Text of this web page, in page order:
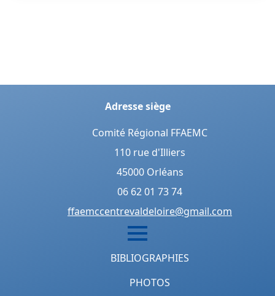
Adresse siège
Comité Régional FFAEMC
110 rue d'Illiers
45000 Orléans
06 62 01 73 74
ffaemccentrevaldeloire@gmail.com
BIBLIOGRAPHIES
PHOTOS